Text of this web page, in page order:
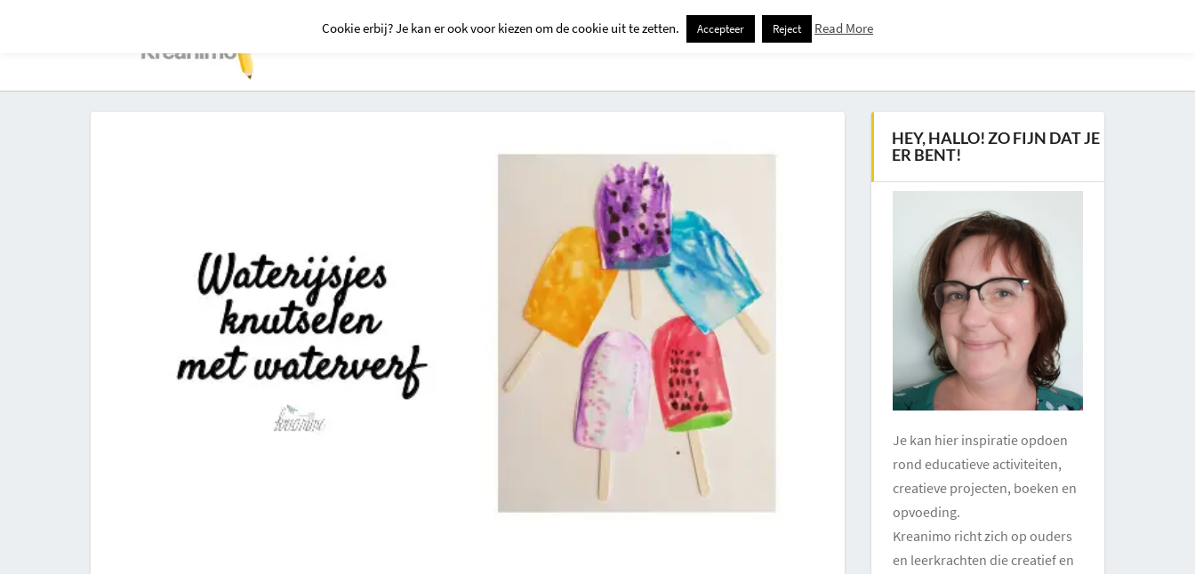
Contact Kids Creatief Erop Uit Huis En Tuin Downloadspagina – Voor Nieuwsbrief Abonnees
HEY, HALLO! ZO FIJN DAT JE
ER BENT!
Je kan hier inspiratie opdoen
rond educatieve activiteiten,
creatieve projecten, boeken en
opvoeding.
Kreanimo richt zich op ouders
en leerkrachten die creatief en
Cookie erbij? Je kan er ook voor kiezen om de cookie uit te zetten. Accepteer Reject Read More